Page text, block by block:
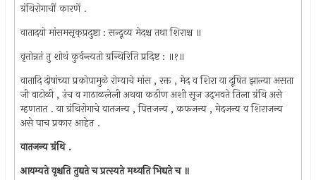
ग्रंथिरोगाचीं कारणें .
वातादयो मांसमसृक्‌प्रदुष्टा : सन्दूव्य मेदश्च तथा शिराश्च ॥
वृत्तोन्नतं तु शोथं कुर्वन्त्यतो ग्रन्थिरिति प्रदिष्ट : ॥१॥
वातादि दोषांच्या प्रकोपामुळे रोग्याचे मांस , रक्त , मेद व शिरा या दूषित झाल्या असता
जी वाटोळी , उंच व गाठाळलेली अथवा कठीण अशी सूज उद्‌भवते तिला ग्रंथि असे
म्हणतात . या ग्रंथिरोगाचे वातजन्य , पित्तजन्य , कफजन्य , मेदजन्य व शिराजन्य
असे पाच प्रकार आहेत .
वातजन्य ग्रंथि .
आयम्यते वृश्चति तुद्यते च प्रत्स्यते मथ्यति भिद्यते च ॥